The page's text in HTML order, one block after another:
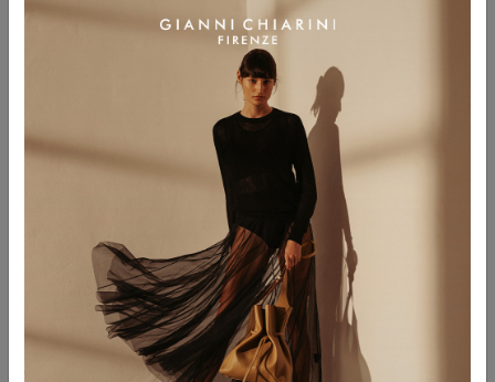
MISS MARCELLA 32
PERSONALIZZA IL TUO PRODOTTO!
Hai la possibilità di ricamare le tue iniziali in maiuscolo, separate da un punto.
Non sarà possibile effettuare il reso degli articoli personalizzati. La
personalizzazione potrebbe comportare un allungamento dei tempi di